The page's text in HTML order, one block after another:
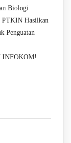
Biologi
PTKIN Hasilkan
Penguatan
INFOKOM!